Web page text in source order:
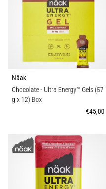
Näak
Chocolate - Ultra Energy™ Gels (57
g x 12) Box
€45,00